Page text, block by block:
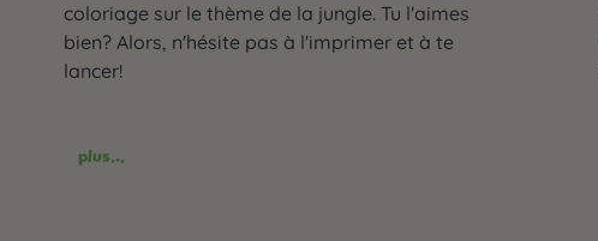
coloriage sur le thème de la jungle. Tu l'aimes
bien? Alors, n'hésite pas à l'imprimer et à te
lancer!
plus...